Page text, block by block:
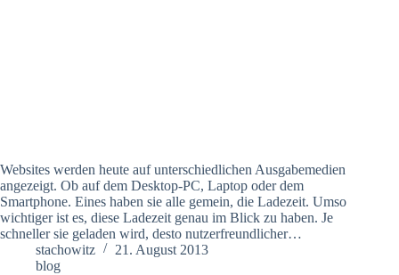
Websites werden heute auf unterschiedlichen Ausgabemedien
angezeigt. Ob auf dem Desktop-PC, Laptop oder dem
Smartphone. Eines haben sie alle gemein, die Ladezeit. Umso
wichtiger ist es, diese Ladezeit genau im Blick zu haben. Je
schneller sie geladen wird, desto nutzerfreundlicher…
stachowitz
21. August 2013
blog